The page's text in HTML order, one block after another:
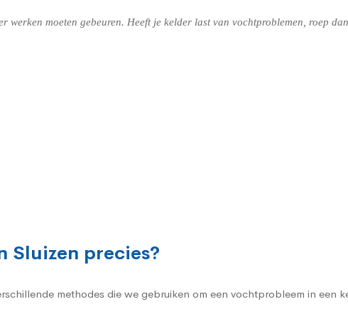
moeten gebeuren. Heeft je kelder last van vochtproblemen, roep
Sluizen precies?
methodes die we gebruiken om een vochtprobleem in een